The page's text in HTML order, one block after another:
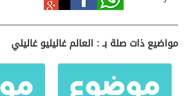
مواضيع ذات صلة بـ : العالم غاليليو غاليلي